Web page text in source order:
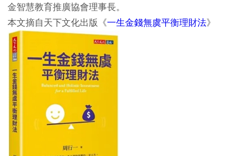
金智慧教育推廣協會理事長。
本文摘自天下文化出版《一生金錢無虞平衡理財法》